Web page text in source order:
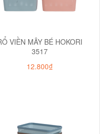
VIỀN MÂY BÉ HOKORI
3517
12.800₫